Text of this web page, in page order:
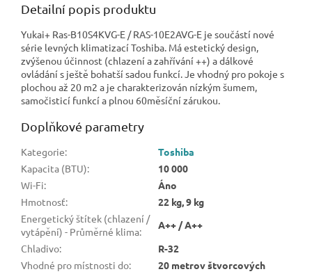
Detailní popis produktu
Yukai+ Ras-B10S4KVG-E / RAS-10E2AVG-E je součástí nové
série levných klimatizací Toshiba. Má estetický design,
zvýšenou účinnost (chlazení a zahřívání ++) a dálkové
ovládání s ještě bohatší sadou funkcí. Je vhodný pro pokoje s
plochou až 20 m2 a je charakterizován nízkým šumem,
samočisticí funkcí a plnou 60měsíční zárukou.
Doplňkové parametry
Kategorie:
Toshiba
Kapacita (BTU):
10 000
Wi-Fi:
Áno
Hmotnosť:
22 kg, 9 kg
Energetický štítek (chlazení /
vytápění) - Průměrné klima:
A++ / A++
Chladivo:
R-32
Vhodné pro místnosti do: 20 metrov štvorcových